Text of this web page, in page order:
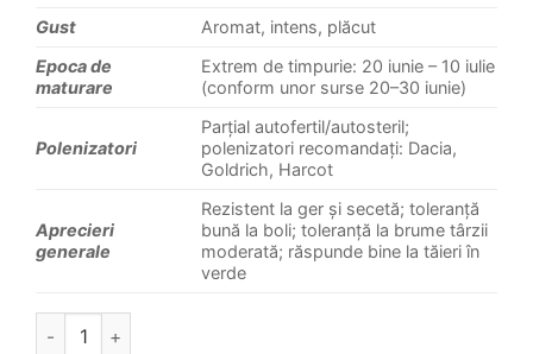
Gust
Aromat, intens, plăcut
Epoca de
maturare
Extrem de timpurie: 20 iunie – 10 iulie
(conform unor surse 20–30 iunie)
Polenizatori
Parțial autofertil/autosteril;
polenizatori recomandați: Dacia,
Goldrich, Harcot
Aprecieri
generale
Rezistent la ger și secetă; toleranță
bună la boli; toleranță la brume târzii
moderată; răspunde bine la tăieri în
verde
Cais Tudor quantity